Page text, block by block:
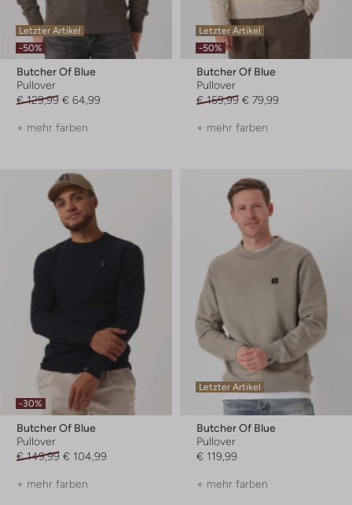
Letzter Artikel
-50%
Butcher Of Blue
Pullover
€ 129,99 € 64,99
+ mehr farben
Letzter Artikel
-50%
Butcher Of Blue
Pullover
€ 159,99 € 79,99
+ mehr farben
-30%
Butcher Of Blue
Pullover
€ 149,99 € 104,99
+ mehr farben
Letzter Artikel
Butcher Of Blue
Pullover
€ 119,99
+ mehr farben